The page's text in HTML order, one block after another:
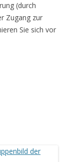
(durch
Zugang zur
Sie sich vor